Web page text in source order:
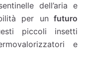
dell’aria e
per un futuro
piccoli insetti
e